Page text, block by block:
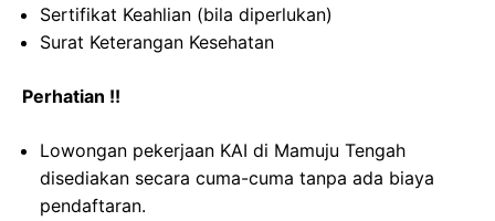
Sertifikat Keahlian (bila diperlukan)
Surat Keterangan Kesehatan
Perhatian !!
Lowongan pekerjaan KAI di Mamuju Tengah
disediakan secara cuma-cuma tanpa ada biaya
pendaftaran.